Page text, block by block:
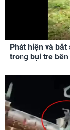
Phát hiện và
trong bụi tre bên